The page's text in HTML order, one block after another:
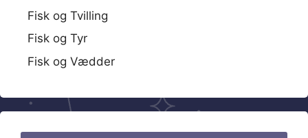
Fisk og Tvilling
Fisk og Tyr
Fisk og Vædder